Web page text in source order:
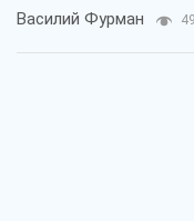
Василий Фурман